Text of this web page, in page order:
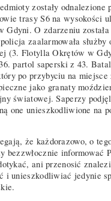
zostały odnalezione
trasy S6 na wysokości
Gdyni. O zdarzeniu została
zaalarmowała służby
(3. Flotylla Okrętów w
partol saperski z 43.
po przybyciu na miejsce
jako granaty
światowej. Saperzy
one unieszkodliwione na
że każdorazowo, o
bezzwłocznie informować
ani przenosić
i unieszkodliwiać jedynie